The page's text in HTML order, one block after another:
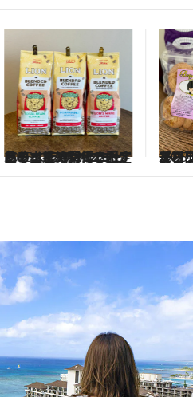
2025.12.20
ハワイで絶対行きたい！ ＜ライオンコーヒー本社で買えるおすすめ土産＞新作、限定品、コナ100%コーヒーも 【ハワイ土産】メディア初出し！ 一度食べたらリピ決定の“10ドル以下のローカルお菓子”